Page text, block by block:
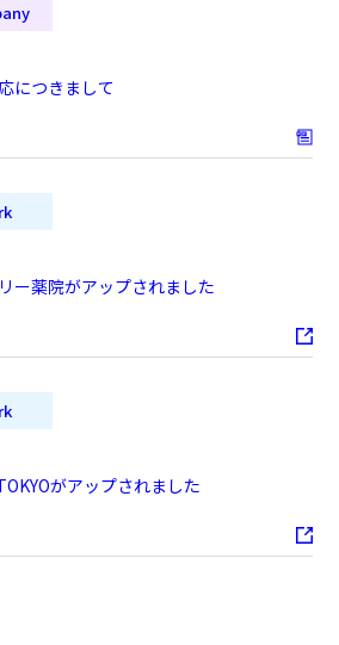
につきまして
ー薬院がアップされました
がアップされました